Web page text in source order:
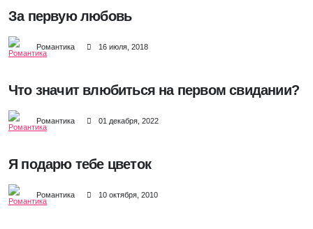
За первую любовь
Романтика 16 июля, 2018
Что значит влюбиться на первом свидании?
Романтика 01 декабря, 2022
Я подарю тебе цветок
Романтика 10 октября, 2010